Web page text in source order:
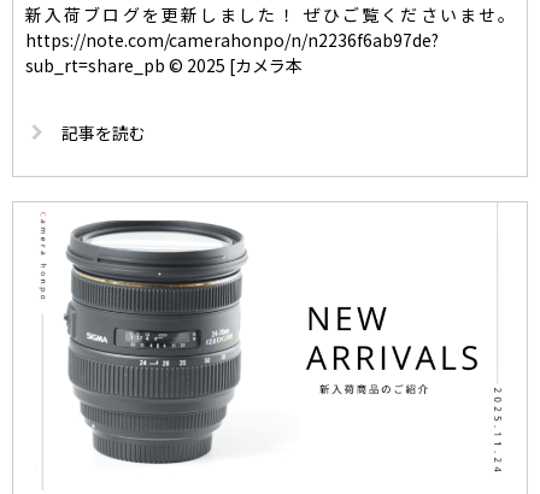
新入荷ブログを更新しました！ ぜひご覧くださいませ。
https://note.com/camerahonpo/n/n2236f6ab97de?
sub_rt=share_pb © 2025 [カメラ本
記事を読む